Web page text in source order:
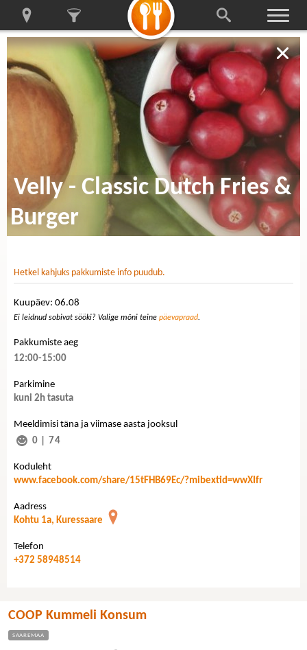
Velly - Classic Dutch Fries &
Burger
Hetkel kahjuks pakkumiste info puudub.
Kuupäev: 06.08
Ei leidnud sobivat sööki? Valige mõni teine päevapraad.
Pakkumiste aeg
12:00-15:00
Parkimine
kuni 2h tasuta
Meeldimisi täna ja viimase aasta jooksul
0
74
Koduleht
www.facebook.com/share/15tFHB69Ec/?mibextid=wwXIfr
Aadress
Kohtu 1a, Kuressaare
Telefon
+372 58948514
COOP Kummeli Konsum
SAAREMAA